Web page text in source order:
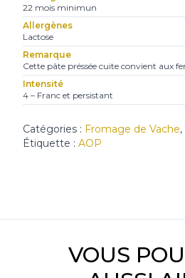
22 mois minimun
Allergènes
Lactose
Remarque
Cette pâte préssée cuite convient aux
Intensité
4 – Franc et persistant
Catégories : Fromage de Vache,
Étiquette : AOP
VOUS